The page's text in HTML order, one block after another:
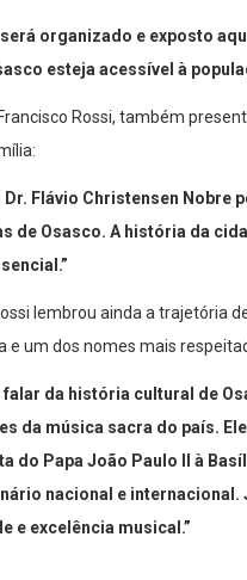
organizado e exposto
esteja acessível à
Rossi, também
Dr. Flávio Christensen Nobre
de Osasco. A história da
lembrou ainda a trajetória
e um dos nomes mais
falar da história cultural de
da música sacra do país.
do Papa João Paulo II à
nacional e
e excelência musical.”